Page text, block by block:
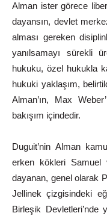
Alman ister görece
dayansın, devlet
alması gereken
yanılsamayı sürekli
hukuku, özel hukukla
hukuki yaklaşım,
Alman’ın,
Max
bakışım içindedir.
Duguit’nin Alman
erken kökleri Samuel
dayanan, genel olarak
Jellinek çizgisindeki
Birleşik Devletleri’nde